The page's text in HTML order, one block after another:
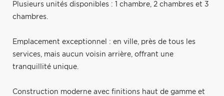
Plusieurs unités disponibles : 1 chambre, 2 chambres et 3
chambres.
Emplacement exceptionnel : en ville, près de tous les
services, mais aucun voisin arrière, offrant une
tranquillité unique.
Construction moderne avec finitions haut de gamme et